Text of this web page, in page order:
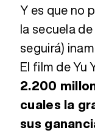
Y es que no
la secuela
seguirá)
El film de Yu
2.200
cuales la
sus